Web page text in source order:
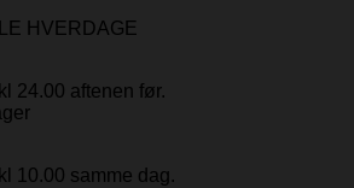
HVERDAGE
24.00 aftenen før.
10.00 samme dag.